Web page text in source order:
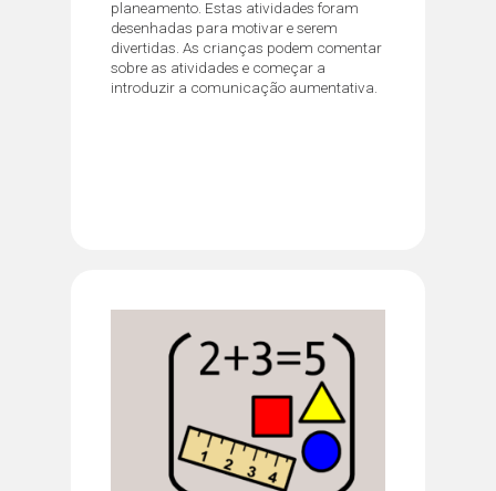
planeamento. Estas atividades foram
desenhadas para motivar e serem
divertidas. As crianças podem comentar
sobre as atividades e começar a
introduzir a comunicação aumentativa.